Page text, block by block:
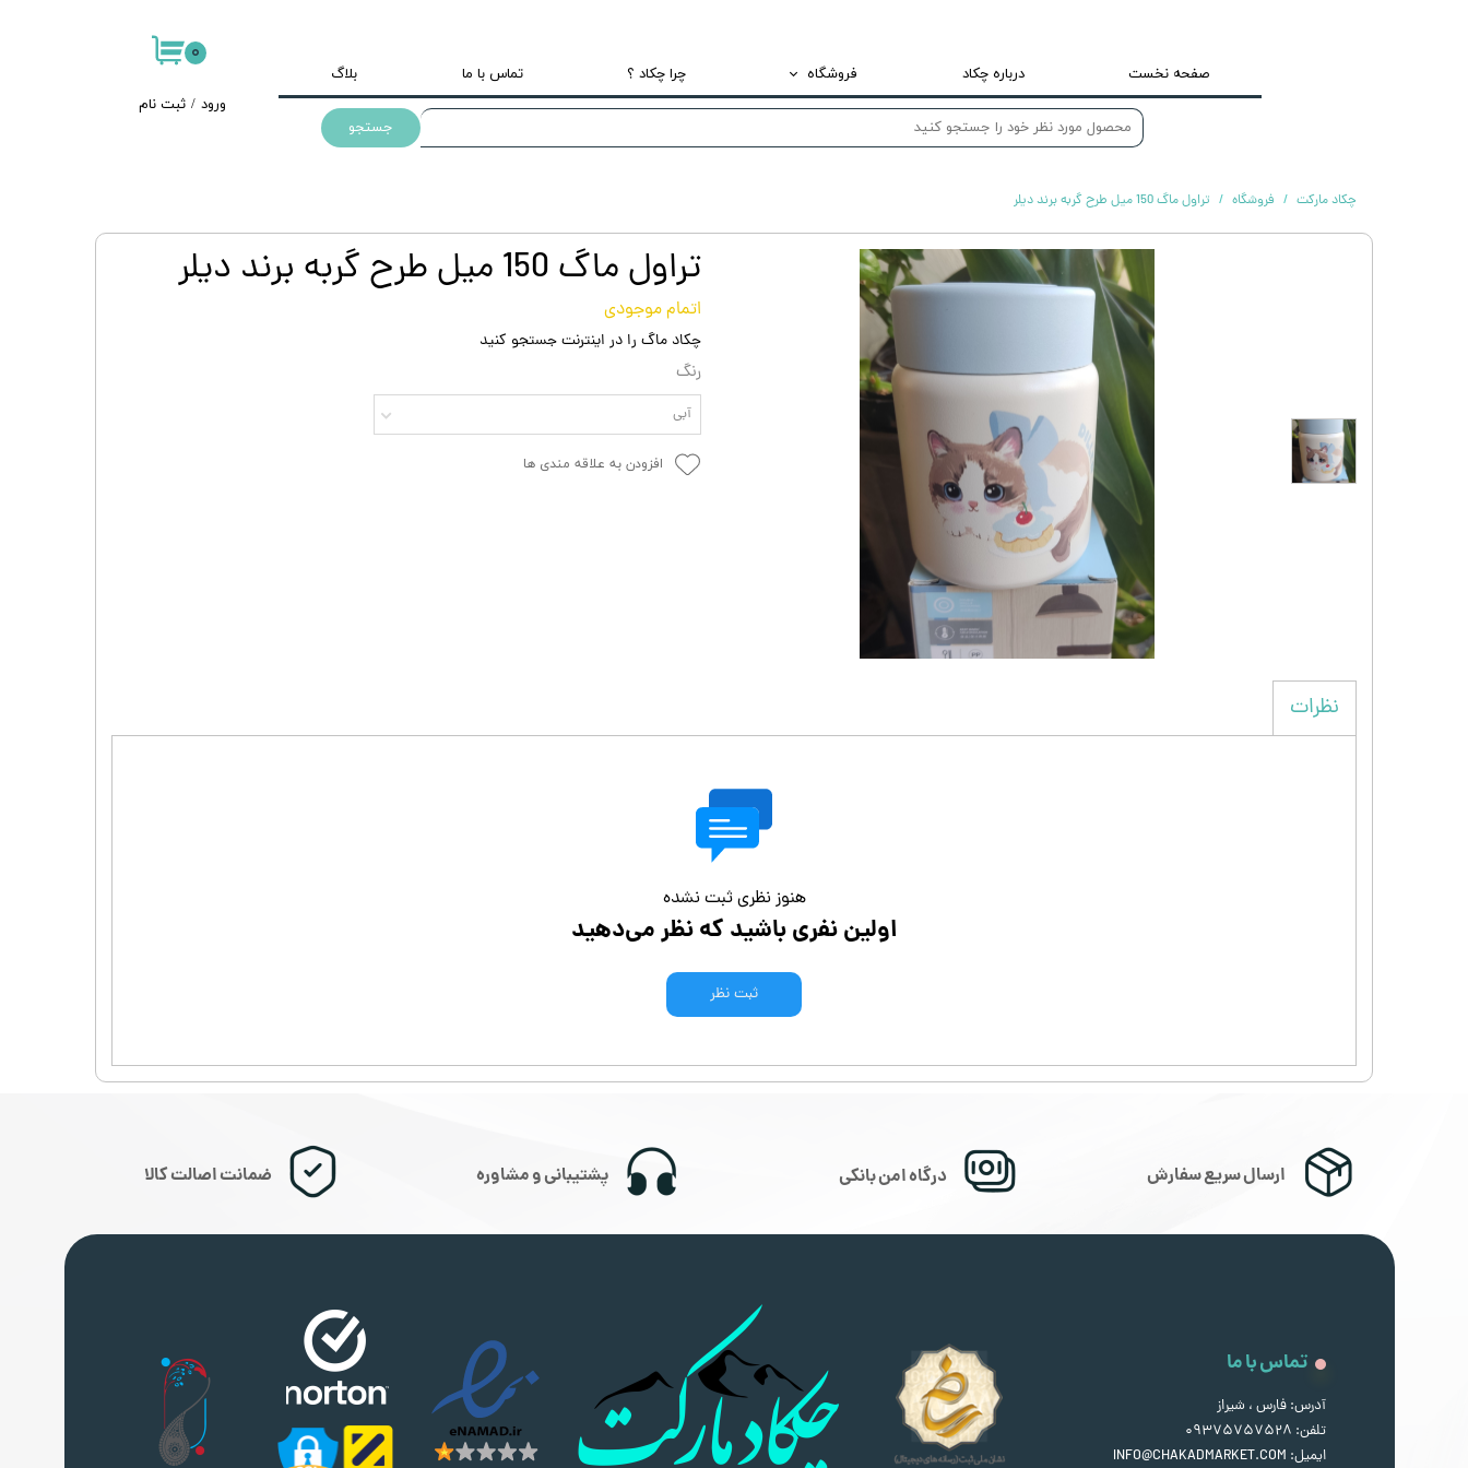
صفحه نخست درباره چکاد فروشگاه چرا چکاد ؟ تماس با ما
بلاگ
ورود / ثبت نام
خروج از حساب
کاربری
۰
جستجو
چکاد مارکت فروشگاه تراول ماگ 150 میل طرح گربه برند دیلر
تراول ماگ 150 میل طرح گربه برند دیلر
اتمام موجودی
چکاد ماگ را در اینترنت جستجو کنید
رنگ
آبی
افزودن به علاقه مندی ها
نظرات
هنوز نظری ثبت نشده
اولین نفری باشید که نظر می‌دهید
ثبت نظر
تماس با ما
آدرس: فارس ، شیراز
تلفن: 09375757528
ایمیل: INFO@CHAKADMARKET.COM
ارسال سریع سفارش درگاه امن بانکی پشتیبانی و مشاوره ضمانت اصالت کالا